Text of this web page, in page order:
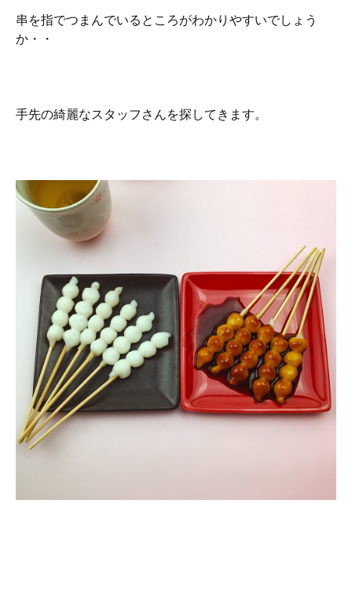
串を指でつまんでいるところがわかりやすいでしょう
か・・
手先の綺麗なスタッフさんを探してきます。